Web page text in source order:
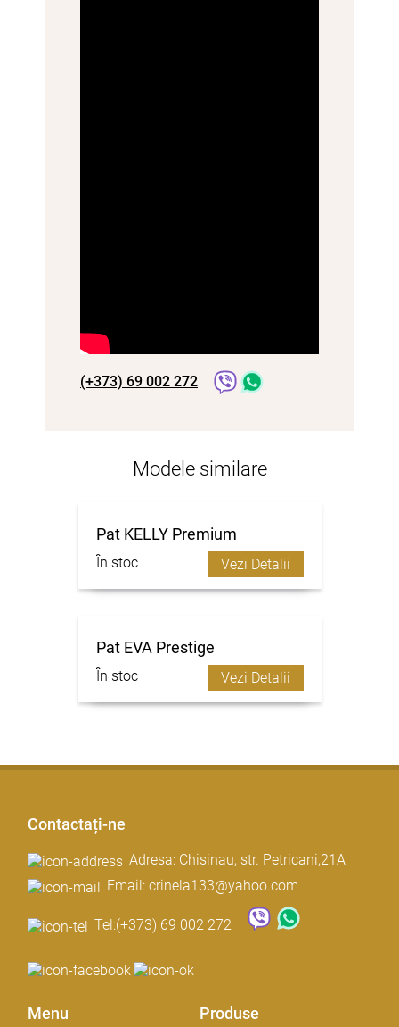
(+373) 69 002 272
Modele similare
Pat KELLY Premium
În stoc Vezi Detalii
Pat EVA Prestige
În stoc Vezi Detalii
Contactați-ne
Adresa: Chisinau, str. Petricani,21A
Email: crinela133@yahoo.com
Tel:(+373) 69 002 272
Menu Produse